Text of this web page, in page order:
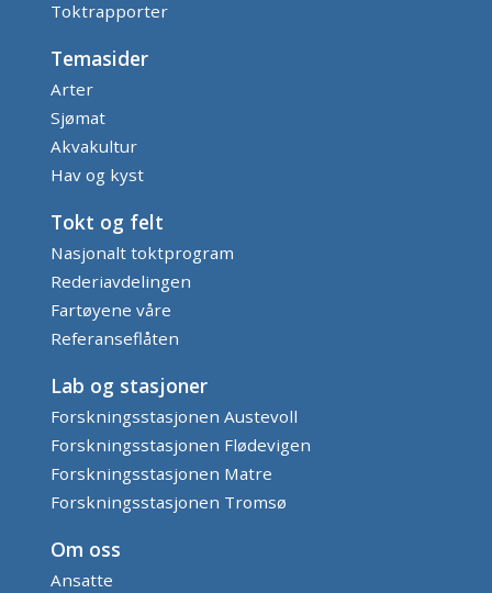
Toktrapporter
Temasider
Arter
Sjømat
Akvakultur
Hav og kyst
Tokt og felt
Nasjonalt toktprogram
Rederiavdelingen
Fartøyene våre
Referanseflåten
Lab og stasjoner
Forskningsstasjonen Austevoll
Forskningsstasjonen Flødevigen
Forskningsstasjonen Matre
Forskningsstasjonen Tromsø
Om oss
Ansatte